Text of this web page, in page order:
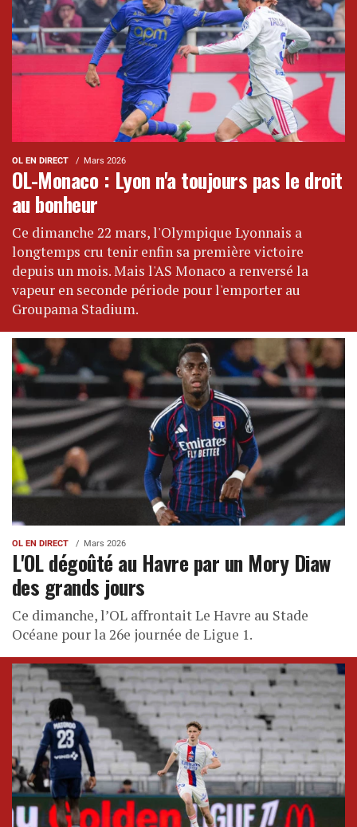
OL EN DIRECT Mars 2026
OL-Monaco : Lyon n'a toujours pas le droit
au bonheur
Ce dimanche 22 mars, l'Olympique Lyonnais a
longtemps cru tenir enfin sa première victoire
depuis un mois. Mais l'AS Monaco a renversé la
vapeur en seconde période pour l'emporter au
Groupama Stadium.
OL EN DIRECT Mars 2026
L'OL dégoûté au Havre par un Mory Diaw
des grands jours
Ce dimanche, l’OL affrontait Le Havre au Stade
Océane pour la 26e journée de Ligue 1.